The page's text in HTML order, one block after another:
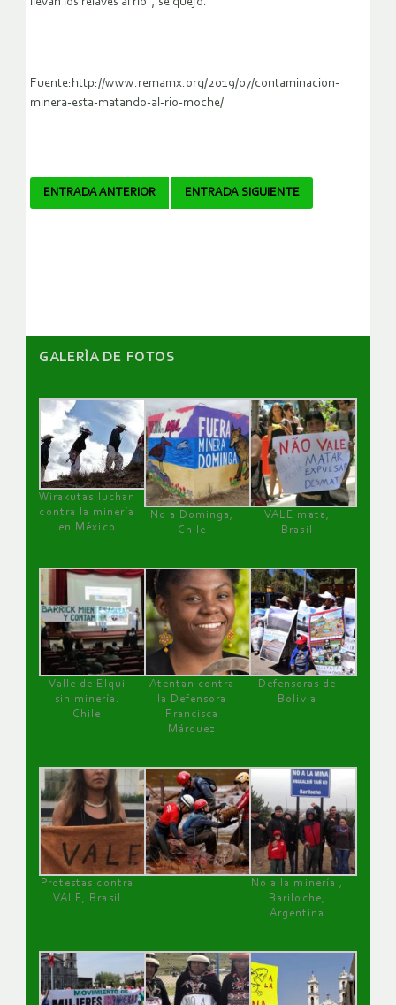
Fuente:http://www.remamx.org/2019/07/contaminacion-
minera-esta-matando-al-rio-moche/
Navegador
ENTRADA ANTERIOR ENTRADA SIGUIENTE
GALERÌA DE FOTOS
Wirakutas luchan
contra la minería
en México
No a Dominga,
Chile
VALE mata,
Brasil
Valle de Elqui
sin minería.
Chile
Atentan contra
la Defensora
Francisca
Márquez
Defensoras de
Bolivia
Protestas contra
VALE, Brasil
No a la minería ,
Bariloche,
Argentina